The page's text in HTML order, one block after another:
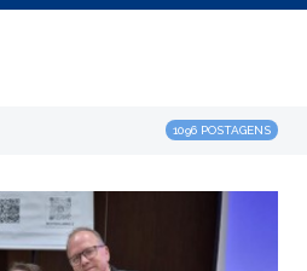
1096 POSTAGENS